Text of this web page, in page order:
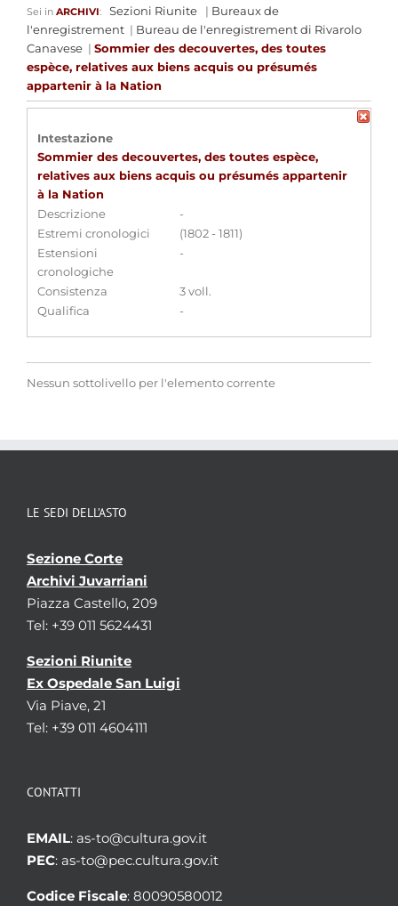
Sei in ARCHIVI: Sezioni Riunite | Bureaux de
l'enregistrement | Bureau de l'enregistrement di Rivarolo
Canavese | Sommier des decouvertes, des toutes
espèce, relatives aux biens acquis ou présumés
appartenir à la Nation
Intestazione
Sommier des decouvertes, des toutes espèce,
relatives aux biens acquis ou présumés appartenir
à la Nation
Descrizione
-
Estremi cronologici
(1802 - 1811)
Estensioni
cronologiche
-
Consistenza
3 voll.
Qualifica
-
Nessun sottolivello per l'elemento corrente
LE SEDI DELL’ASTO
Sezione Corte
Archivi Juvarriani
Piazza Castello, 209
Tel: +39 011 5624431
Sezioni Riunite
Ex Ospedale San Luigi
Via Piave, 21
Tel: +39 011 4604111
CONTATTI
EMAIL: as-to@cultura.gov.it
PEC: as-to@pec.cultura.gov.it
Codice Fiscale: 80090580012